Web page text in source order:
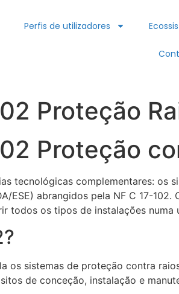
Perfis de utilizadores
Proteção
Proteção
tecnológicas complementares: os
ESE) abrangidos pela NF C 17-
todos os tipos de instalações numa
os sistemas de proteção contra
de conceção, instalação e